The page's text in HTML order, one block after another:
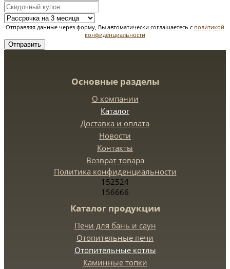
Отправляя данные через форму, Вы автоматически соглашаетесь с политикой
конфиденциальности
Отправить
Основные разделы
О компании
Каталог
Доставка и оплата
Новости
Контакты
Возврат товара
Политика конфиденциальности
152524
156666
Каталог продукции
Печи для бань и саун
Отопительные печи
Отопительные котлы
Каминные топки